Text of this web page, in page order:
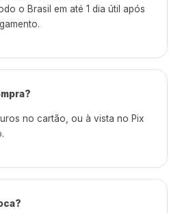
o Brasil em até 1 dia útil após
no cartão, ou à vista no Pix